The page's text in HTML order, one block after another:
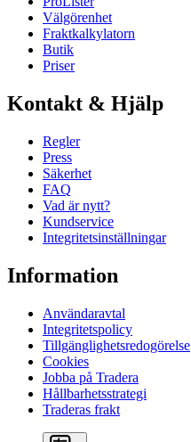
Välgörenhet
Fraktkalkylatorn
Butik
Priser
Kontakt & Hjälp
Regler
Press
Säkerhet
FAQ
Vad är nytt?
Kundservice
Integritetsinställningar
Information
Användaravtal
Integritetspolicy
Tillgänglighetsredogörelse
Cookies
Jobba på Tradera
Hållbarhetsstrategi
Traderas frakt